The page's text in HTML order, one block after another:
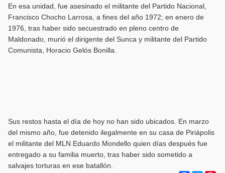
En esa unidad, fue asesinado el militante del Partido Nacional,
Francisco Chocho Larrosa, a fines del año 1972; en enero de
1976, tras haber sido secuestrado en pleno centro de
Maldonado, murió el dirigente del Sunca y militante del Partido
Comunista, Horacio Gelós Bonilla.
Sus restos hasta el día de hoy no han sido ubicados. En marzo
del mismo año, fue detenido ilegalmente en su casa de Piriápolis
el militante del MLN Eduardo Mondello quien días después fue
entregado a su familia muerto, tras haber sido sometido a
salvajes torturas en ese batallón.